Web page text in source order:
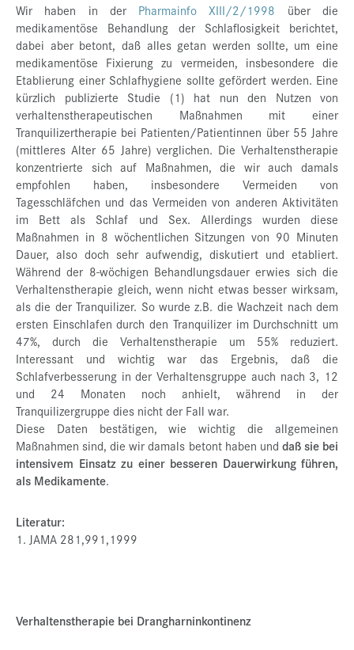
Wir haben in der Pharmainfo XIII/2/1998 über die
medikamentöse Behandlung der Schlaflosigkeit berichtet,
dabei aber betont, daß alles getan werden sollte, um eine
medikamentöse Fixierung zu vermeiden, insbesondere die
Etablierung einer Schlafhygiene sollte gefördert werden. Eine
kürzlich publizierte Studie (1) hat nun den Nutzen von
verhaltenstherapeutischen Maßnahmen mit einer
Tranquilizertherapie bei Patienten/Patientinnen über 55 Jahre
(mittleres Alter 65 Jahre) verglichen. Die Verhaltenstherapie
konzentrierte sich auf Maßnahmen, die wir auch damals
empfohlen haben, insbesondere Vermeiden von
Tagesschläfchen und das Vermeiden von anderen Aktivitäten
im Bett als Schlaf und Sex. Allerdings wurden diese
Maßnahmen in 8 wöchentlichen Sitzungen von 90 Minuten
Dauer, also doch sehr aufwendig, diskutiert und etabliert.
Während der 8-wöchigen Behandlungsdauer erwies sich die
Verhaltenstherapie gleich, wenn nicht etwas besser wirksam,
als die der Tranquilizer. So wurde z.B. die Wachzeit nach dem
ersten Einschlafen durch den Tranquilizer im Durchschnitt um
47%, durch die Verhaltenstherapie um 55% reduziert.
Interessant und wichtig war das Ergebnis, daß die
Schlafverbesserung in der Verhaltensgruppe auch nach 3, 12
und 24 Monaten noch anhielt, während in der
Tranquilizergruppe dies nicht der Fall war.
Diese Daten bestätigen, wie wichtig die allgemeinen
Maßnahmen sind, die wir damals betont haben und daß sie bei
intensivem Einsatz zu einer besseren Dauerwirkung führen,
als Medikamente.
Literatur:
1. JAMA 281,991,1999
Verhaltenstherapie bei Drangharninkontinenz